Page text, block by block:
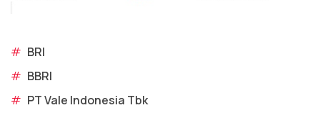
# BRI
# BBRI
# PT Vale Indonesia Tbk